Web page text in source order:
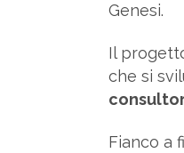
Genesi.
Il
che si
Fianco a